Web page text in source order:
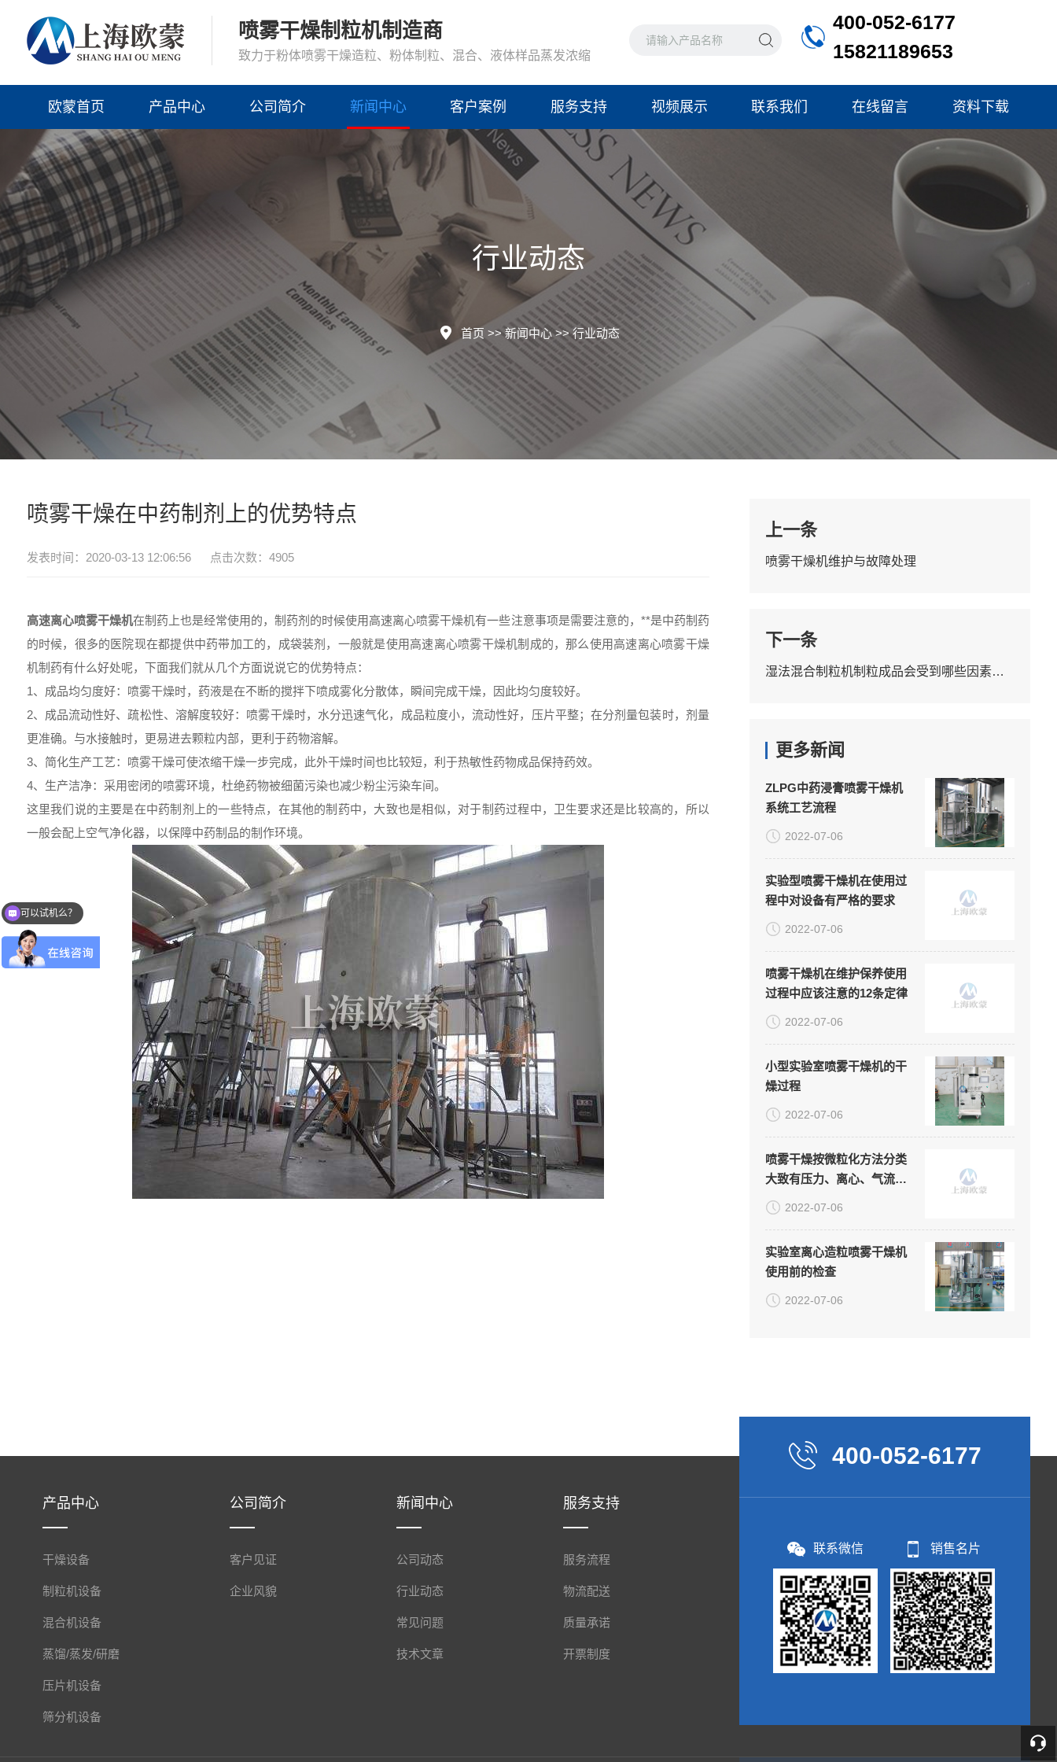
喷雾干燥制粒机制造商
致力于粉体喷雾干燥造粒、粉体制粒、混合、液体样品蒸发浓缩
400-052-6177
15821189653
欧蒙首页 产品中心 公司简介 新闻中心 客户案例 服务支持 视频展示 联系我们 在线留言 资料下载
行业动态
首页 >>新闻中心>>行业动态
喷雾干燥在中药制剂上的优势特点
发表时间：2020-03-13 12:06:56 点击次数：4905
高速离心喷雾干燥机在制药上也是经常使用的，制药剂的时候使用高速离心喷雾干燥机有一些注意事项是需要注意的，**是中药制药
的时候，很多的医院现在都提供中药带加工的，成袋装剂，一般就是使用高速离心喷雾干燥机制成的，那么使用高速离心喷雾干燥
机制药有什么好处呢，下面我们就从几个方面说说它的优势特点：
1、成品均匀度好：喷雾干燥时，药液是在不断的搅拌下喷成雾化分散体，瞬间完成干燥，因此均匀度较好。
2、成品流动性好、疏松性、溶解度较好：喷雾干燥时，水分迅速气化，成品粒度小，流动性好，压片平整；在分剂量包装时，剂量
更准确。与水接触时，更易进去颗粒内部，更利于药物溶解。
3、简化生产工艺：喷雾干燥可使浓缩干燥一步完成，此外干燥时间也比较短，利于热敏性药物成品保持药效。
4、生产洁净：采用密闭的喷雾环境，杜绝药物被细菌污染也减少粉尘污染车间。
这里我们说的主要是在中药制剂上的一些特点，在其他的制药中，大致也是相似，对于制药过程中，卫生要求还是比较高的，所以
一般会配上空气净化器，以保障中药制品的制作环境。
上一条
喷雾干燥机维护与故障处理
下一条
​湿法混合制粒机制粒成品会受到哪些因素的影响
更多新闻
ZLPG中药浸膏喷雾干燥机
系统工艺流程
2022-07-06
实验型喷雾干燥机在使用过
程中对设备有严格的要求
2022-07-06
喷雾干燥机在维护保养使用
过程中应该注意的12条定律
2022-07-06
小型实验室喷雾干燥机的干
燥过程
2022-07-06
喷雾干燥按微粒化方法分类
大致有压力、离心、气流三
种
2022-07-06
实验室离心造粒喷雾干燥机
使用前的检查
2022-07-06
产品中心
干燥设备
制粒机设备
混合机设备
蒸馏/蒸发/研磨
压片机设备
筛分机设备
公司简介
客户见证
企业风貌
新闻中心
公司动态
行业动态
常见问题
技术文章
服务支持
服务流程
物流配送
质量承诺
开票制度
400-052-6177
联系微信 销售名片
可以试机么？